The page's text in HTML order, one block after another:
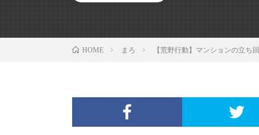
HOME まろ 【荒野行動】マンションの立ち